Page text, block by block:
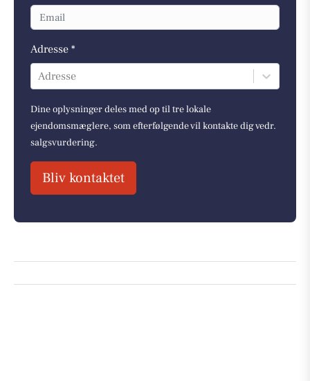
Adresse *
Adresse
Dine oplysninger deles med op til tre lokale
ejendomsmæglere, som efterfølgende vil kontakte dig vedr.
salgsvurdering.
Bliv kontaktet